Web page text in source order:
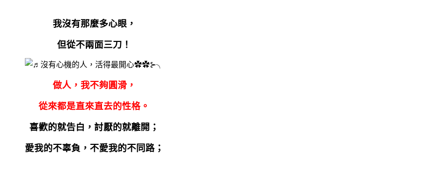
我沒有那麼多心眼，
但從不兩面三刀！
做人，我不夠圓滑，
從來都是直來直去的性格。
喜歡的就告白，討厭的就離開；
愛我的不辜負，不愛我的不同路；